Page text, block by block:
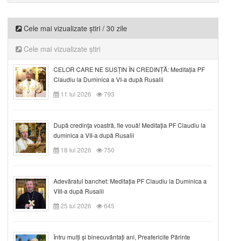
Cele mai vizualizate știri / 30 zile
Cele mai vizualizate știri
CELOR CARE NE SUSȚIN ÎN CREDINȚĂ: Meditația PF
Claudiu la Duminica a VI-a după Rusalii
11 Iul 2026
793
După credinţa voastră, fie vouă! Meditația PF Claudiu la
duminica a VII-a după Rusalii
18 Iul 2026
750
Adevăratul banchet: Meditația PF Claudiu la Duminica a
VIII-a după Rusalii
25 Iul 2026
645
Întru mulți și binecuvântați ani, Preafericite Părinte